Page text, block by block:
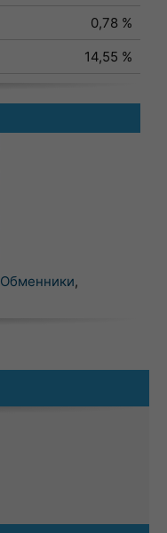
0,78 %
14,55 %
Обменники,